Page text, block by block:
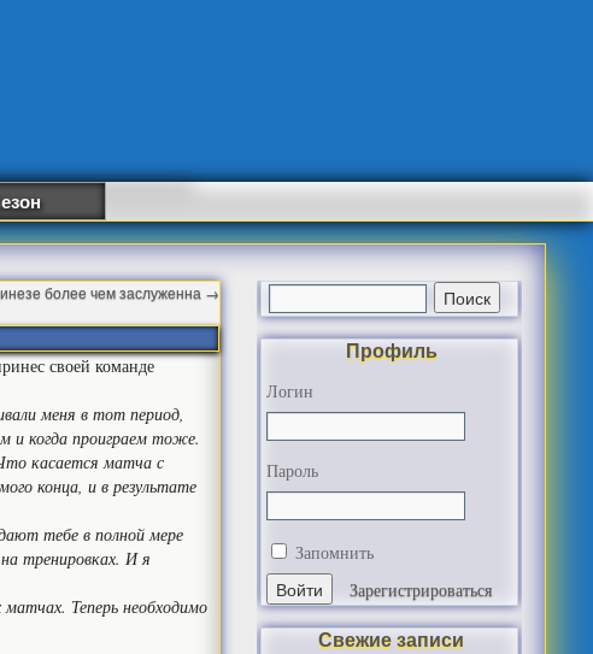
более чем заслуженна →
своей команде
меня в тот период,
и когда проиграем тоже.
касается матча с
конца, и в результате
тебе в полной мере
тренировках. И я
Теперь необходимо
Профиль
Логин
Пароль
Запомнить
Зарегистрироваться
Свежие записи